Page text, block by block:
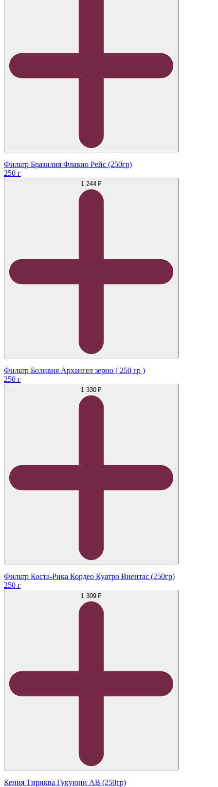
Фильтр Бразилия Флавио Рейс (250гр)
250 г
1 244 ₽
Фильтр Боливия Архангел зерно ( 250 гр )
250 г
1 330 ₽
Фильтр Коста-Рика Кордео Куатро Виентас (250гр)
250 г
1 309 ₽
Кения Тириква Гукуюни АB (250гр)